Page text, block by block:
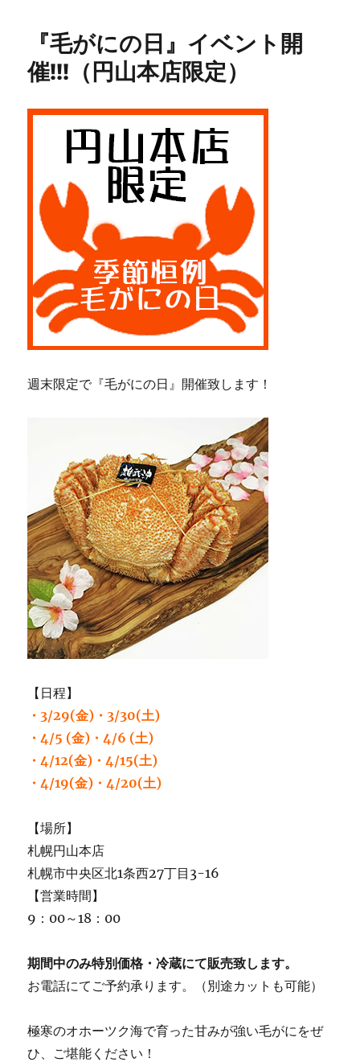
『毛がにの日』イベント開
催!!!（円山本店限定）
週末限定で『毛がにの日』開催致します！
【日程】
・3/29(金)・3/30(土)
・4/5 (金)・4/6 (土)
・4/12(金)・4/15(土)
・4/19(金)・4/20(土)
【場所】
札幌円山本店
札幌市中央区北1条西27丁目3-16
【営業時間】
9：00～18：00
期間中のみ特別価格・冷蔵にて販売致します。
お電話にてご予約承ります。（別途カットも可能）
極寒のオホーツク海で育った甘みが強い毛がにをぜ
ひ、ご堪能ください！